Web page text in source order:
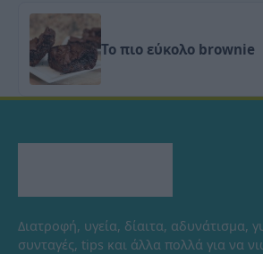
Το πιο εύκολο brownie
Διατροφή, υγεία, δίαιτα, αδυνάτισμα,
συνταγές, tips και άλλα πολλά για να